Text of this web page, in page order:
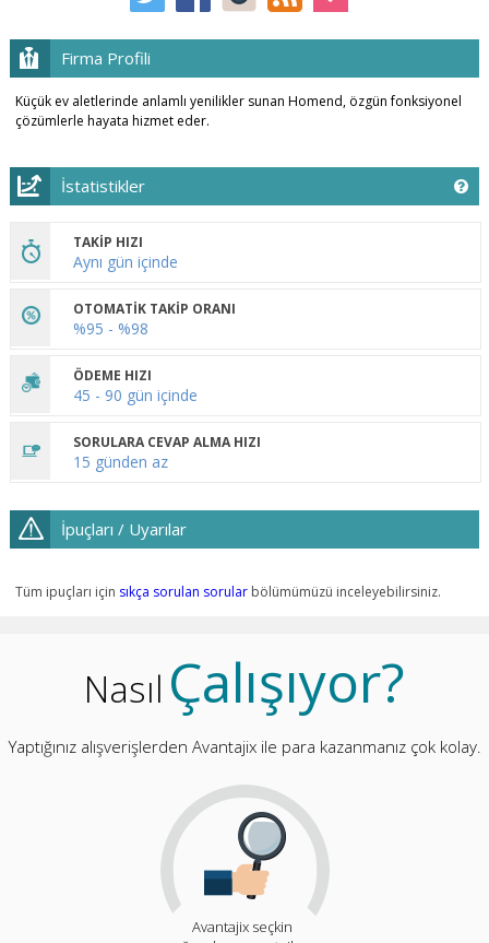
Firma Profili
Küçük ev aletlerinde anlamlı yenilikler sunan Homend, özgün fonksiyonel
çözümlerle hayata hizmet eder.
İstatistikler
TAKİP HIZI
Aynı gün içinde
OTOMATİK TAKİP ORANI
%95 - %98
ÖDEME HIZI
45 - 90 gün içinde
SORULARA CEVAP ALMA HIZI
15 günden az
İpuçları / Uyarılar
Tüm ipuçları için sıkça sorulan sorularbölümümüzü inceleyebilirsiniz.
Nasıl Çalışıyor?
Yaptığınız alışverişlerden Avantajix ile para kazanmanız çok kolay.
Avantajix seçkin